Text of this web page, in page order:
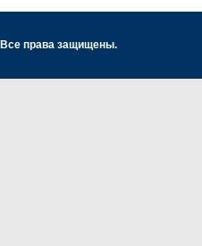
права защищены.